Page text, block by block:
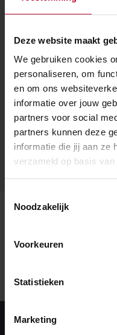
Deze website maakt
We gebruiken cookies
personaliseren, om
en om ons
informatie over jouw
partners voor social
partners kunnen deze
informatie die jij aan ze
verzameld op basis
Noodzakelijk
Voorkeuren
Statistieken
Marketing
Kapotte
tussen
Schiphol